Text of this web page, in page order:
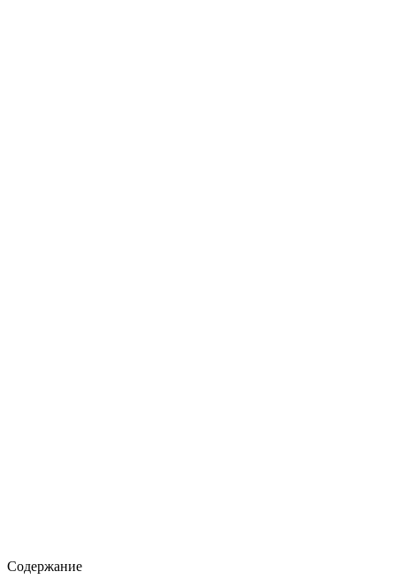
Содержание